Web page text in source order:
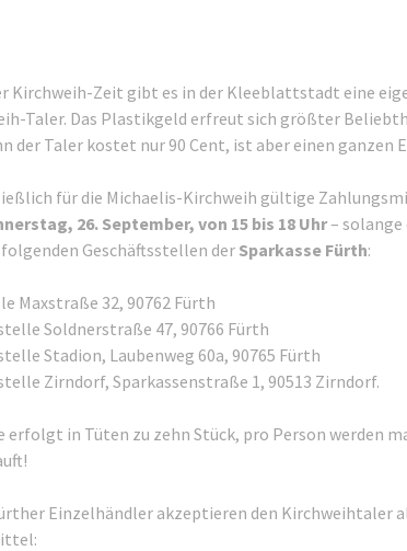
Kirchweih-Zeit gibt es in der Kleeblattstadt eine
Taler. Das Plastikgeld erfreut sich größter
der Taler kostet nur 90 Cent, ist aber einen ganzen
für die Michaelis-Kirchweih gültige
26. September, von 15 bis 18 Uhr– solange
Geschäftsstellen derSparkasse Fürth:
Maxstraße 32, 90762 Fürth
Soldnerstraße 47, 90766 Fürth
Stadion, Laubenweg 60a, 90765 Fürth
Zirndorf, Sparkassenstraße 1, 90513 Zirndorf.
erfolgt in Tüten zu zehn Stück, pro Person werden
Einzelhändler akzeptieren den Kirchweihtaler